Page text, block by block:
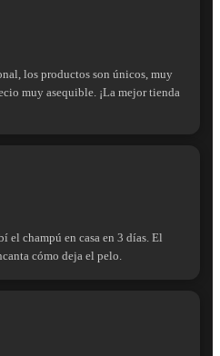
los productos son únicos, muy
muy asequible. ¡La mejor tienda
el champú en casa en 3 días. El
cómo deja el pelo.